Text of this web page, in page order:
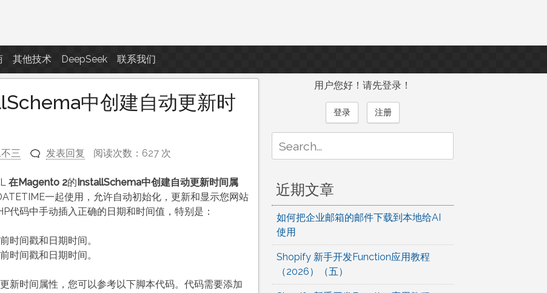
滴滴
其他技术 DeepSeek 联系我们
中创建自动更新时
三 发表回复 阅读次数：627 次
在Magento 2的InstallSchema中创建自动更新时间属
一起使用，允许自动初始化，更新和显示您网站
代码中手动插入正确的日期和时间值，特别是：
时间戳和日期时间。
时间戳和日期时间。
新时间属性，您可以参考以下脚本代码。代码需要添加
用户您好！请先登录！
登录 注册
for:
近期文章
如何把企业邮箱的邮件下载到本地给AI
使用
Shopify 新手开发Function应用教程
（2026）（五）